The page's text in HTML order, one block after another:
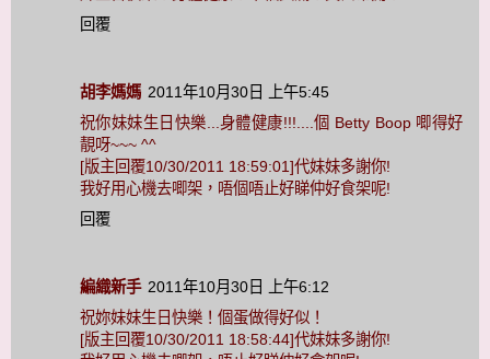
回覆
胡李媽媽 2011年10月30日 上午5:45
祝你妹妹生日快樂...身體健康!!!....個 Betty Boop 唧得好
靚呀~~~ ^^
[版主回覆10/30/2011 18:59:01]代妹妹多謝你!
我好用心機去唧架，唔個唔止好睇仲好食架呢!
回覆
編織新手 2011年10月30日 上午6:12
祝妳妹妹生日快樂！個蛋做得好似！
[版主回覆10/30/2011 18:58:44]代妹妹多謝你!